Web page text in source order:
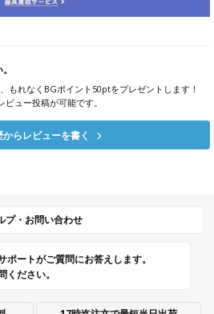
もれなくBGポイント50ptをプレゼントします！
ュー投稿が可能です。
らレビューを書く
プ・お問い合わせ
ポートがご質問にお答えします。
ください。